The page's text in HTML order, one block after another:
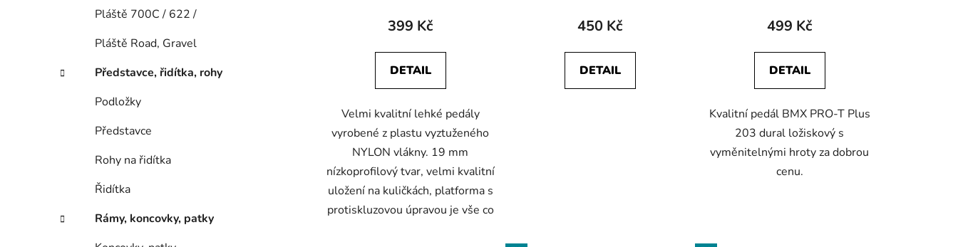
Pláště 700C / 622 /
Pláště Road, Gravel
Představce, řidítka, rohy
Podložky
Představce
Rohy na řidítka
Řidítka
Rámy, koncovky, patky
399 Kč
DETAIL
Velmi kvalitní lehké pedály
vyrobené z plastu vyztuženého
NYLON vlákny. 19 mm
nízkoprofilový tvar, velmi kvalitní
uložení na kuličkách, platforma s
protiskluzovou úpravou je vše co
450 Kč
DETAIL
499 Kč
DETAIL
Kvalitní pedál BMX PRO-T Plus
203 dural ložiskový s
vyměnitelnými hroty za dobrou
cenu.